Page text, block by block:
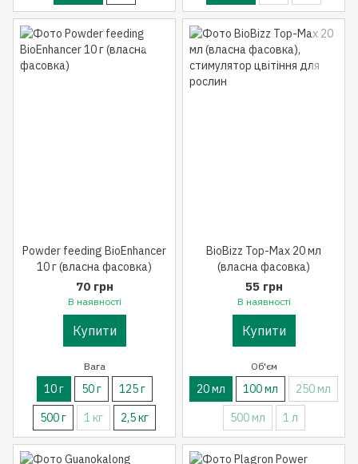
Powder feeding BioEnhancer
10 г (власна фасовка)
70 грн
В наявності
Купити
Вага
10 г 50 г
125 г
500 г
1 кг 2,5 кг
BioBizz Top-Max 20 мл
(власна фасовка)
55 грн
В наявності
Купити
Об'єм
20 мл 100 мл
250 мл
500 мл
1 л